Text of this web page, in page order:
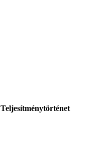
Teljesítménytörténet